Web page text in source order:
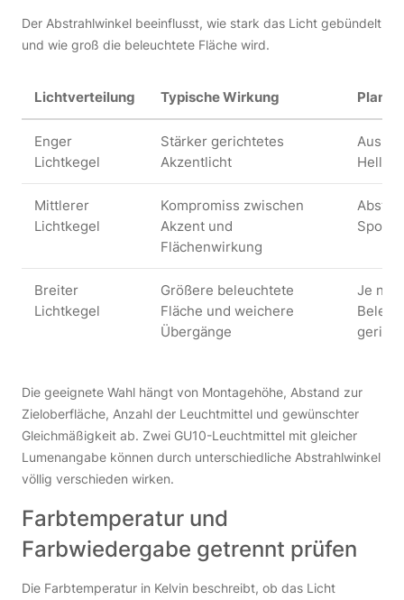
Der Abstrahlwinkel beeinflusst, wie stark das Licht gebündelt
und wie groß die beleuchtete Fläche wird.
Lichtverteilung Typische Wirkung
Enger
Lichtkegel
Stärker gerichtetes
Akzentlicht
Hell-
Mittlerer
Lichtkegel
Kompromiss zwischen
Akzent und
Flächenwirkung
Spots
Breiter
Lichtkegel
Größere beleuchtete
Fläche und weichere
Übergänge
Je
Die geeignete Wahl hängt von Montagehöhe, Abstand zur
Zieloberfläche, Anzahl der Leuchtmittel und gewünschter
Gleichmäßigkeit ab. Zwei GU10-Leuchtmittel mit gleicher
Lumenangabe können durch unterschiedliche Abstrahlwinkel
völlig verschieden wirken.
Farbtemperatur und
Farbwiedergabe getrennt prüfen
Die Farbtemperatur in Kelvin beschreibt, ob das Licht